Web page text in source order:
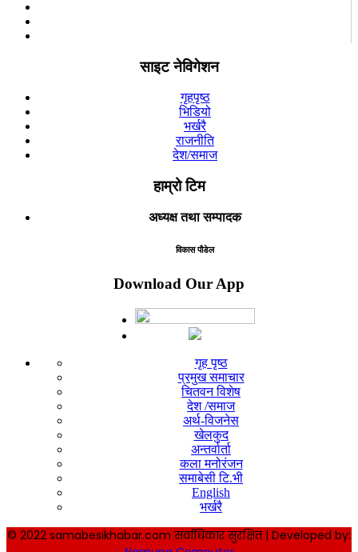
साइट नेविगेशन
गृहपृष्ठ
भिडियो
भर्खरै
राजनीति
देश/समाज
हाम्रो टिम
अध्यक्ष तथा सम्पादक
विकास पौडेल
Download Our App
गृह पृष्ठ
प्रमुख समाचार
चितवन विशेष
देश /समाज
अर्थ-विजनेस
खेलकुद
अन्तर्वार्ता
कला मनोरंजन
समाबेसी टि.भी
English
भर्खरै
© 2022 samabesikhabar.com सर्वाधिकार सुरक्षित | Developed by: